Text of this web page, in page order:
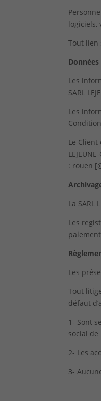
logiciels,
Tout lien
Les
SARL
Les
Le Client
: rouen
La
Les
Les
Tout
défaut
1- Sont
social de
2- Les
3-